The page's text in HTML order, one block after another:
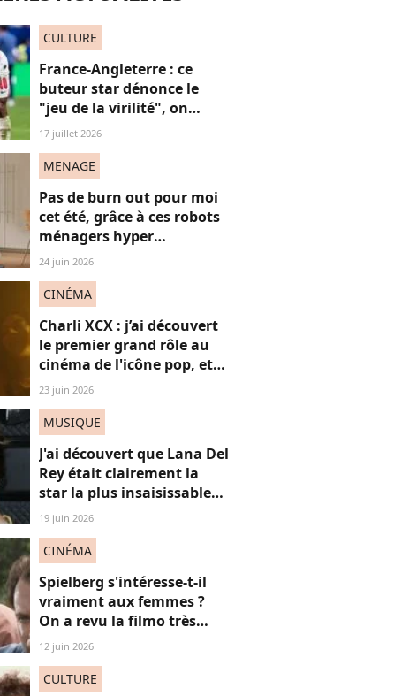
CULTURE
France-Angleterre : ce
buteur star dénonce le
"jeu de la virilité", on
décrypte ses mots pas très
17 juillet 2026
MENAGE
Pas de burn out pour moi
cet été, grâce à ces robots
ménagers hyper
performants
24 juin 2026
CINÉMA
Charli XCX : j’ai découvert
le premier grand rôle au
cinéma de l'icône pop, et
c'est un vrai OVNI
23 juin 2026
MUSIQUE
J'ai découvert que Lana Del
Rey était clairement la
star la plus insaisissable
de la pop, et voici
19 juin 2026
CINÉMA
Spielberg s'intéresse-t-il
vraiment aux femmes ?
On a revu la filmo très
masculine du maestro
12 juin 2026
CULTURE